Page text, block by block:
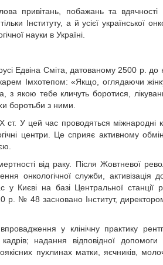
привітань, побажань та вдячності
Інституту, а й усієї української
науки в Україні.
Едвіна Сміта, датованому 2500 р.
Імхотепом: «Якщо, оглядаючи
з якою тебе кличуть боротися,
боротьби з ними.
ст. У цей час проводяться міжнародні
центри. Це сприяє активному
від раку. Після Жовтневої
онкологічної служби, активізація
у Києві на базі Центральної станції
р. № 48 засновано Інститут,
у клінічну практику
надання відповідної допомоги
пухлинах матки, яєчників,